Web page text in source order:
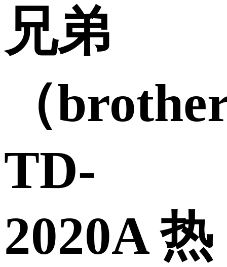
兄弟
（
TD-
2020A 热